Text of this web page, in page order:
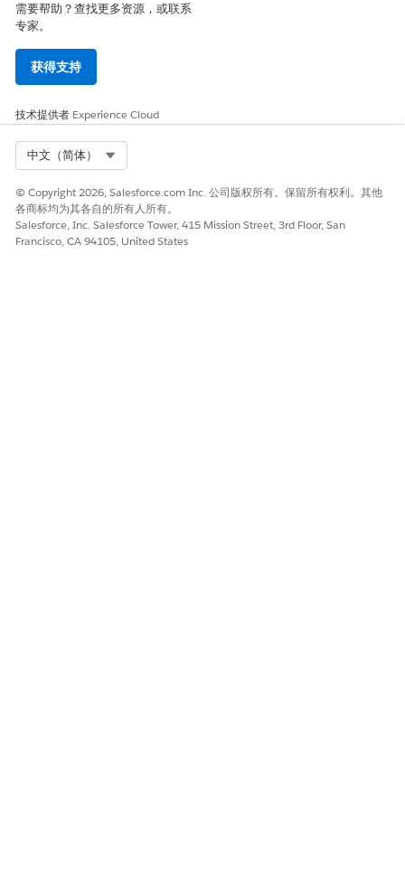
需要帮助？查找更多资源，或联系
专家。
获得支持
技术提供者 Experience Cloud
中文（简体）
© Copyright 2026, Salesforce.com Inc. 公司版权所有。保留所有权利。其他
各商标均为其各自的所有人所有。
Salesforce, Inc. Salesforce Tower, 415 Mission Street, 3rd Floor, San
Francisco, CA 94105, United States